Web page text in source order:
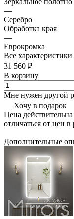
—
Серебро
Обработка края
—
Еврокромка
Все характеристики
31 560 ₽
В корзину
Мне нужен другой
Хочу в подарок
Цена
отличаться от цен
Дополнительные